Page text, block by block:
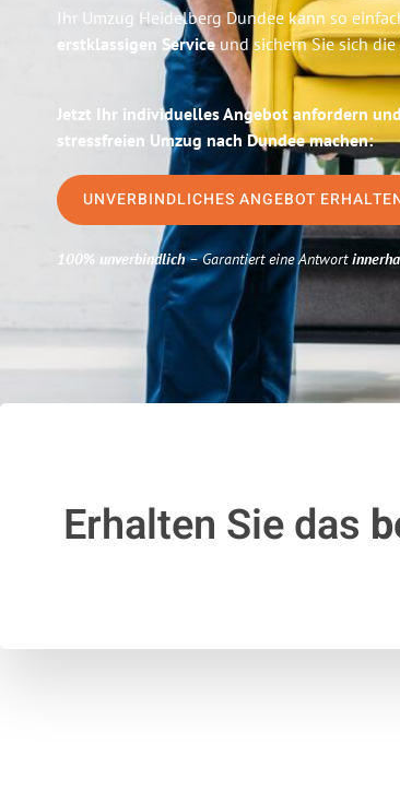
Ihr Umzug Heidelberg Dundee kann so
erstklassigen Serviceund sichern Sie sich die
Jetzt Ihr individuelles Angebot anfordern
stressfreien Umzug nach Dundee machen:
UNVERBINDLICHES ANGEBOT
100% unverbindlich– Garantiert eine Antwort
Erhalten Sie das